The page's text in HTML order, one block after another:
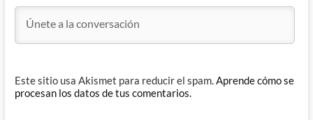
Este sitio usa Akismet para reducir el spam.Aprende cómo se
procesan los datos de tus comentarios.